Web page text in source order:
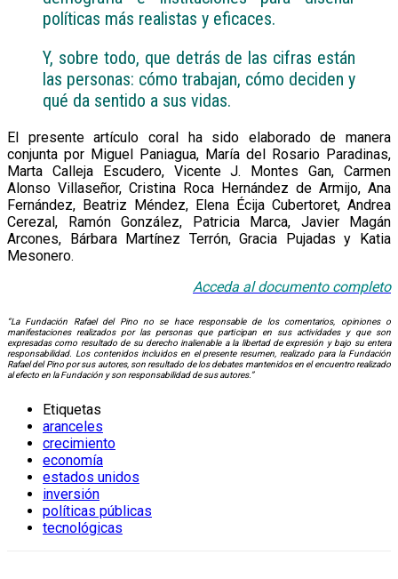
políticas más realistas y eficaces.
Y, sobre todo, que detrás de las cifras están
las personas: cómo trabajan, cómo deciden y
qué da sentido a sus vidas.
El presente artículo coral ha sido elaborado de manera
conjunta por Miguel Paniagua, María del Rosario Paradinas,
Marta Calleja Escudero, Vicente J. Montes Gan, Carmen
Alonso Villaseñor, Cristina Roca Hernández de Armijo, Ana
Fernández, Beatriz Méndez, Elena Écija Cubertoret, Andrea
Cerezal, Ramón González, Patricia Marca, Javier Magán
Arcones, Bárbara Martínez Terrón, Gracia Pujadas y Katia
Mesonero.
Acceda al documento completo
“La Fundación Rafael del Pino no se hace responsable de los comentarios, opiniones o
manifestaciones realizados por las personas que participan en sus actividades y que son
expresadas como resultado de su derecho inalienable a la libertad de expresión y bajo su entera
responsabilidad. Los contenidos incluidos en el presente resumen, realizado para la Fundación
Rafael del Pino por sus autores, son resultado de los debates mantenidos en el encuentro realizado
al efecto en la Fundación y son responsabilidad de sus autores.”
Etiquetas
aranceles
crecimiento
economía
estados unidos
inversión
políticas públicas
tecnológicas